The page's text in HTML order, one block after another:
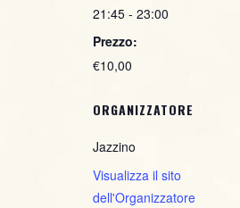
21:45 - 23:00
Prezzo:
€10,00
ORGANIZZATORE
Jazzino
Visualizza il sito
dell'Organizzatore